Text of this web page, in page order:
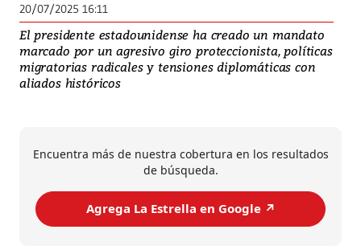
20/07/2025 16:11
El presidente estadounidense ha creado un mandato
marcado por un agresivo giro proteccionista, políticas
migratorias radicales y tensiones diplomáticas con
aliados históricos
Encuentra más de nuestra cobertura en los resultados
de búsqueda.
Agrega La Estrella en Google ↗️